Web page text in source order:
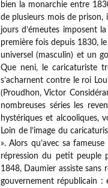
bien la monarchie entre
de plusieurs mois de
jours d’émeutes imposent
première fois depuis 1830,
universel (masculin) et un
Que neni, le caricaturiste
s’acharnent contre le roi
(Proudhon, Victor
nombreuses séries les
hystériques et alcooliques,
Loin de l’image du
». Alors qu’avec sa
répression du petit peuple
1848, Daumier assiste sans
gouvernement républicain